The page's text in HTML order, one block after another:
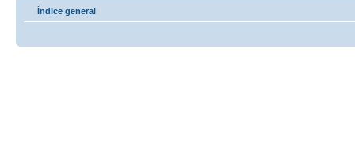
Índice general